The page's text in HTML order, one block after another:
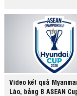
Video kết quả
Lào, bảng B ASEAN